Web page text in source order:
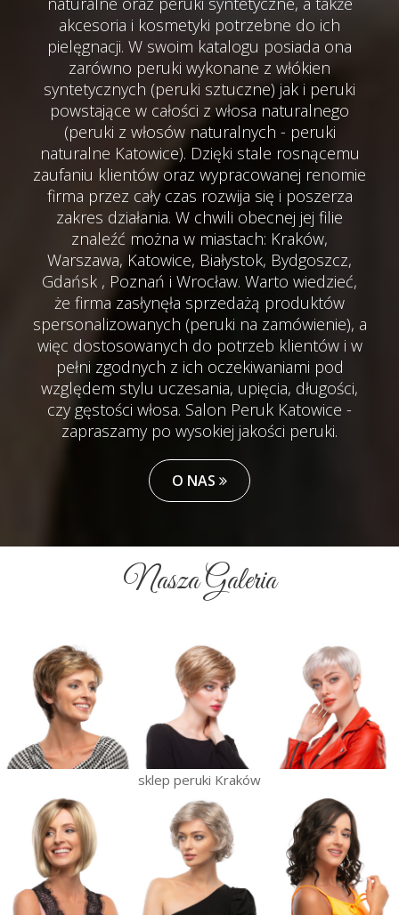
akcesoria i kosmetyki potrzebne do ich
pielęgnacji. W swoim katalogu posiada ona
zarówno peruki wykonane z włókien
syntetycznych (peruki sztuczne) jak i peruki
powstające w całości z włosa naturalnego
(peruki z włosów naturalnych - peruki
naturalne Katowice). Dzięki stale rosnącemu
zaufaniu klientów oraz wypracowanej renomie
firma przez cały czas rozwija się i poszerza
zakres działania. W chwili obecnej jej filie
znaleźć można w miastach: Kraków,
Warszawa, Katowice, Białystok, Bydgoszcz,
Gdańsk , Poznań i Wrocław. Warto wiedzieć,
że firma zasłynęła sprzedażą produktów
spersonalizowanych (peruki na zamówienie), a
więc dostosowanych do potrzeb klientów i w
pełni zgodnych z ich oczekiwaniami pod
względem stylu uczesania, upięcia, długości,
czy gęstości włosa. Salon Peruk Katowice -
zapraszamy po wysokiej jakości peruki.
O NAS
Nasza Galeria
sklep peruki Kraków